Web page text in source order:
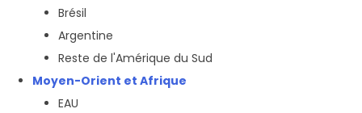
Brésil
Argentine
Reste de l'Amérique du Sud
Moyen-Orient et Afrique
EAU